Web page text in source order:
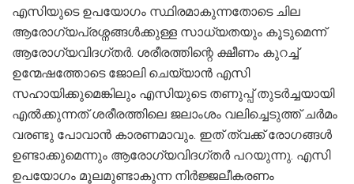
എസിയുടെ ഉപയോ​ഗം സ്ഥിരമാകുന്നതോടെ ചില
ആരോ​ഗ്യപ്രശ്നങ്ങൾക്കുള്ള സാധ്യതയും കൂടുമെന്ന്
ആരോഗ്യവിദഗ്തർ. ശരീരത്തിന്റെ ക്ഷീണം കുറച്ച്
ഉന്മേഷത്തോടെ ജോലി ചെയ്യാൻ എസി
സഹായിക്കുമെങ്കിലും എസിയുടെ തണുപ്പ് തുടർച്ചയായി
എൽക്കുന്നത് ശരീരത്തിലെ ജലാംശം വലിച്ചെടുത്ത് ചർമം
വരണ്ടു പോവാൻ കാരണമാവും. ഇത് ത്വക്ക് രോഗങ്ങൾ
ഉണ്ടാക്കുമെന്നും ആരോഗ്യവിദഗ്തർ പറയുന്നു. എസി
ഉപയോഗം മൂലമുണ്ടാകുന്ന നിർജ്ജലീകരണം